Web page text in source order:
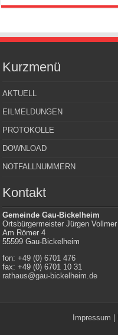
Kurzmenü
AKTUELL
EILMELDUNGEN
PROTOKOLLE
DOWNLOAD
NOTFALLNUMMERN
Kontakt
Gemeinde Gau-Bickelheim
Ortsbürgermeister Jürgen Vollmer
Am Römer 4
55599 Gau-Bickelheim
fon:+49 (0) 6701 476
fax: +49 (0) 6701 10 31
rathaus@gau-bickelheim.de
Impressum